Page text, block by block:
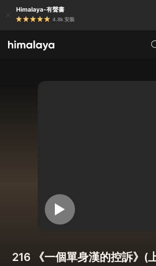
Himalaya-有聲書
4.8k 安裝
216 《一個單身漢的控訴》